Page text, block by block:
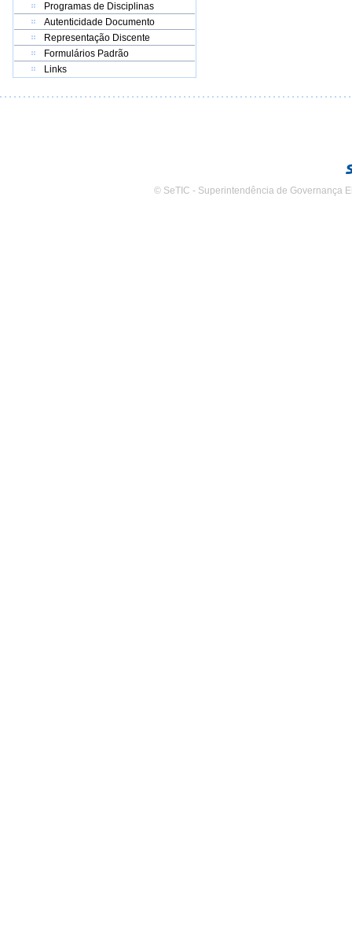
Programas de Disciplinas
Autenticidade Documento
Representação Discente
Formulários Padrão
Links
© SeTIC - Superintendência de Governança